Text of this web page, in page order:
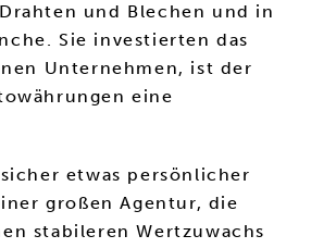
und Blechen und in
Sie investierten das
Unternehmen, ist der
eine
etwas persönlicher
großen Agentur, die
stabileren Wertzuwachs